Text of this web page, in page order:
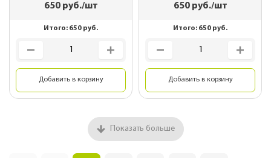
650руб./шт
Итого: 650 руб.
Добавить в корзину
650руб./шт
Итого: 650 руб.
Добавить в корзину
Показать больше